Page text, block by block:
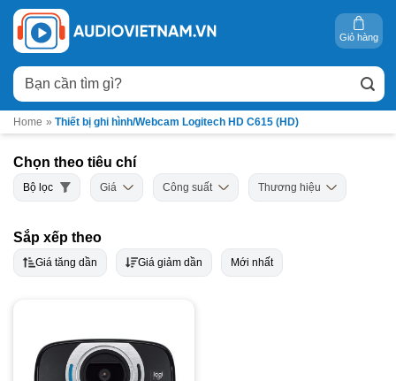
Bỏ
qua
nội
dung
Tìm
kiếm:
Giỏ hàng
Home » Thiết bị ghi hình/Webcam Logitech HD C615 (HD)
Chọn theo tiêu chí
Bộ lọc Giá Công suất Thương hiệu
Sắp xếp theo
Giá tăng dần Giá giảm dần Mới nhất